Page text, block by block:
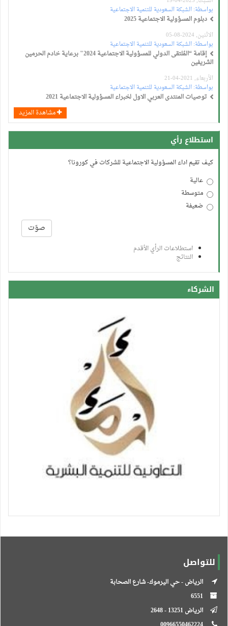
بواسطة:الشبكة السعودية للتنمية الاجتماعية
دبلوم المسؤولية الاجتماعية 2025
الاثنين, 2024-08-05
بواسطة:الشبكة السعودية للتنمية الاجتماعية
إقامة “المُلتقى الدولي للمسؤولية الاجتماعية 2024" برعاية خادم الحرمين
الشريفين
الأربعاء, 2021-04-21
بواسطة:الشبكة السعودية للتنمية الاجتماعية
توصيات المنتدى العربي الاول لخبراء المسؤولية الاجتماعية 2021
مشاهدة المزيد
استطلاع رأي
كيف تقيم اداء المسؤولية الاجتماعية للشركات في كورونا؟
عالية
متوسطة
ضعيفة
صوّت
استطلاعات الرأي الأقدم
النتائج
الشركاء
للتواصل
الرياض - حي اليرموك- شارع الصحابة
الرياض 13251 - 2648